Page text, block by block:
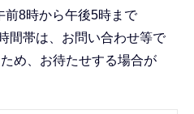
8時から午後5時まで
間帯は、お問い合わせ等で
め、お待たせする場合が